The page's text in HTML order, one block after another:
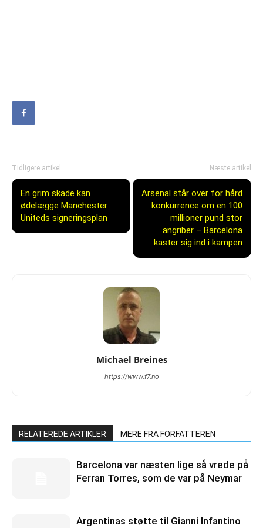
Tidligere artikel
En grim skade kan
ødelægge Manchester
Uniteds signeringsplan
Næste artikel
Arsenal står over for hård
konkurrence om en 100
millioner pund stor
angriber – Barcelona
kaster sig ind i kampen
Michael Breines
https://www.f7.no
RELATEREDE ARTIKLER MERE FRA FORFATTEREN
Barcelona var næsten lige så vrede på
Ferran Torres, som de var på Neymar
Argentinas støtte til Gianni Infantino